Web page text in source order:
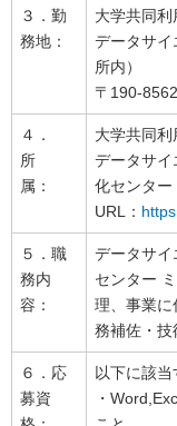
３．勤
務地：
大学共同
データサ
所内）
〒190-
４．
所
属：
大学共同
データサ
化センター
URL：
５．職
務内
容：
データサイ
センター
理、事業に
務補佐・技
６．応
募資
以下に該当
・